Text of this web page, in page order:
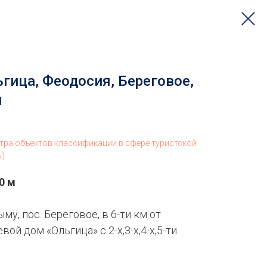
Феодосия, Береговое,
объектов классификации в сфере туристской
м
пос. Береговое, в 6-ти км от
дом «Ольгица» с 2-х,3-х,4-х,5-ти